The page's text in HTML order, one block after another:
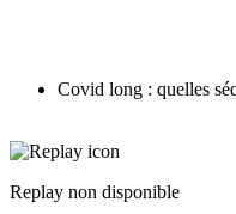
Covid long : quelles
Replay non disponible